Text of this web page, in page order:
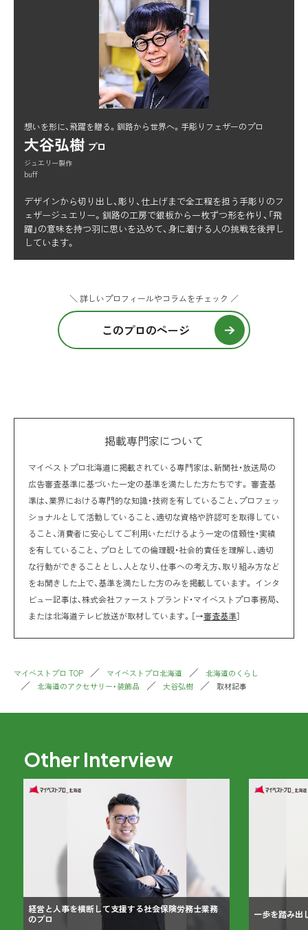
想いを形に、飛躍を贈る。釧路から世界へ。手彫りフェザーのプロ
大谷弘樹 プロ
ジュエリー製作
buff
デザインから切り出し、彫り、仕上げまで全工程を担う手彫りのフ
ェザージュエリー。釧路の工房で銀板から一枚ずつ形を作り、「飛
躍」の意味を持つ羽に思いを込めて、身に着ける人の挑戦を後押し
しています。
＼ 詳しいプロフィールやコラムをチェック ／
このプロのページ
掲載専門家について
マイベストプロ北海道に掲載されている専門家は、新聞社・放送局の
広告審査基準に基づいた一定の基準を満たした方たちです。 審査基
準は、業界における専門的な知識・技術を有していること、プロフェッ
ショナルとして活動していること、適切な資格や許認可を取得してい
ること、消費者に安心してご利用いただけるよう一定の信頼性・実績
を有していること、 プロとしての倫理観・社会的責任を理解し、適切
な行動ができることとし、人となり、仕事への考え方、取り組み方など
をお聞きした上で、基準を満たした方のみを掲載しています。 インタ
ビュー記事は、株式会社ファーストブランド・マイベストプロ事務局、
または北海道テレビ放送が取材しています。［→審査基準］
マイベストプロ TOP マイベストプロ北海道
北海道のくらし
北海道のアクセサリー・装飾品
大谷弘樹 取材記事
Other Interview
経営と人事を横断して支援する社会保険労務士業務
のプロ
一歩を踏み出